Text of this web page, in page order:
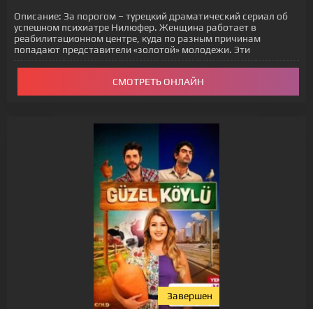
Описание: За порогом – турецкий драматический сериал об
успешном психиатре Нилюфер. Женщина работает в
реабилитационном центре, куда по разным причинам
попадают представители «золотой» молодежи. Эти
СМОТРЕТЬ ОНЛАЙН
Завершен